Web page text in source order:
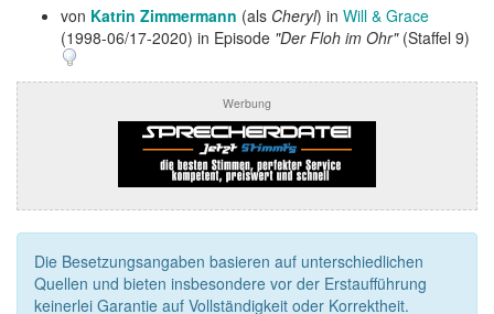
von Katrin Zimmermann (als Cheryl) in Will & Grace
(1998-06/17-2020) in Episode "Der Floh im Ohr"(Staffel 9)
Werbung
Die Besetzungsangaben basieren auf unterschiedlichen
Quellen und bieten insbesondere vor der Erstaufführung
keinerlei Garantie auf Vollständigkeit oder Korrektheit.